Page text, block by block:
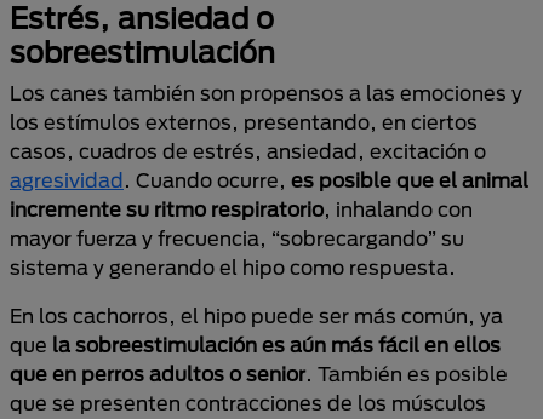
Estrés, ansiedad o
sobreestimulación
Los canes también son propensos a las emociones y
los estímulos externos, presentando, en ciertos
casos, cuadros de estrés, ansiedad, excitación o
agresividad. Cuando ocurre, es posible que el animal
incremente su ritmo respiratorio, inhalando con
mayor fuerza y frecuencia, “sobrecargando” su
sistema y generando el hipo como respuesta.
En los cachorros, el hipo puede ser más común, ya
que la sobreestimulación es aún más fácil en ellos
que en perros adultos o senior. También es posible
que se presenten contracciones de los músculos